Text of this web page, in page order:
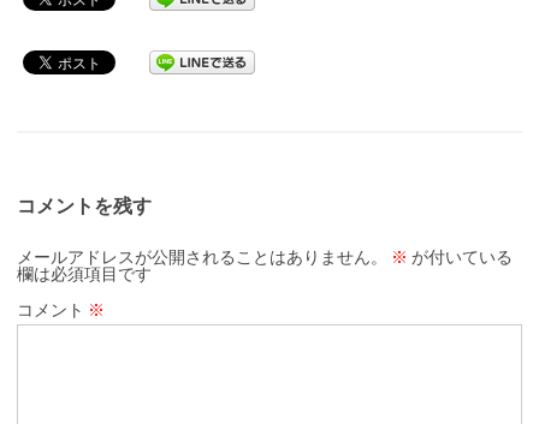
コメントを残す
メールアドレスが公開されることはありません。 ※ が付いている
欄は必須項目です
コメント ※